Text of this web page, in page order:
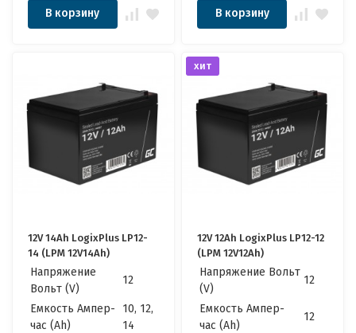
В корзину В корзину
12V 14Ah LogixPlus LP12-
14 (LPM 12V14Ah)
Напряжение
Вольт (V)
12
Емкость Ампер-
час (Ah)
10, 12,
14
хит
12V 12Ah LogixPlus LP12-12
(LPM 12V12Ah)
Напряжение Вольт
(V)
12
Емкость Ампер-
час (Ah)
12